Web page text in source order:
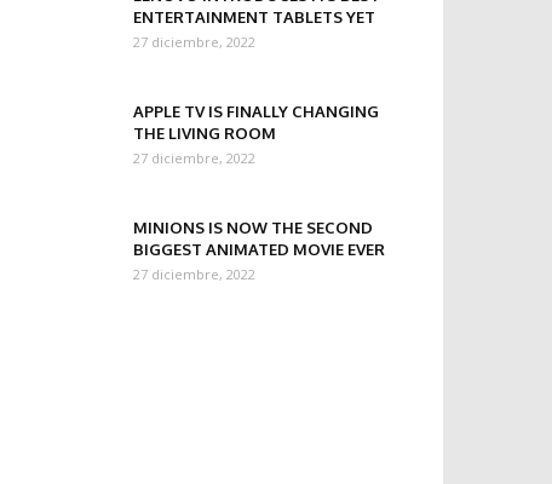
ENTERTAINMENT TABLETS YET
27 diciembre, 2022
APPLE TV IS FINALLY CHANGING
THE LIVING ROOM
27 diciembre, 2022
MINIONS IS NOW THE SECOND
BIGGEST ANIMATED MOVIE EVER
27 diciembre, 2022